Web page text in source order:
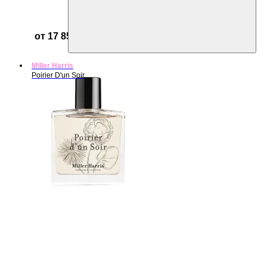
от 17 856 ₽
Miller Harris
Poirier D'un Soir